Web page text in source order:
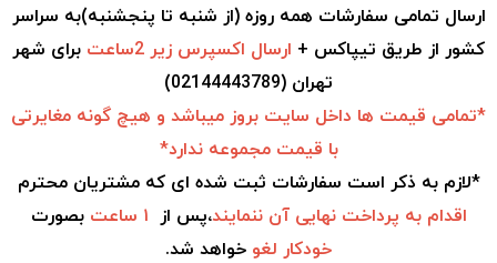
ارسال تمامی سفارشات همه روزه (از شنبه تا پنجشنبه)به سراسر
کشور از طریق تیپاکس + ارسال اکسپرس زیر 2ساعت
برای شهر
تهران (02144443789)
*تمامی قیمت ها داخل سایت بروز میباشد و هیچ گونه مغایرتی
با قیمت مجموعه ندارد*
*لازم به ذکر است سفارشات ثبت شده ای که مشتریان محترم
اقدام به پرداخت نهایی آن ننمایند،پس از
بصورت
خودکار لغو خواهد شد.